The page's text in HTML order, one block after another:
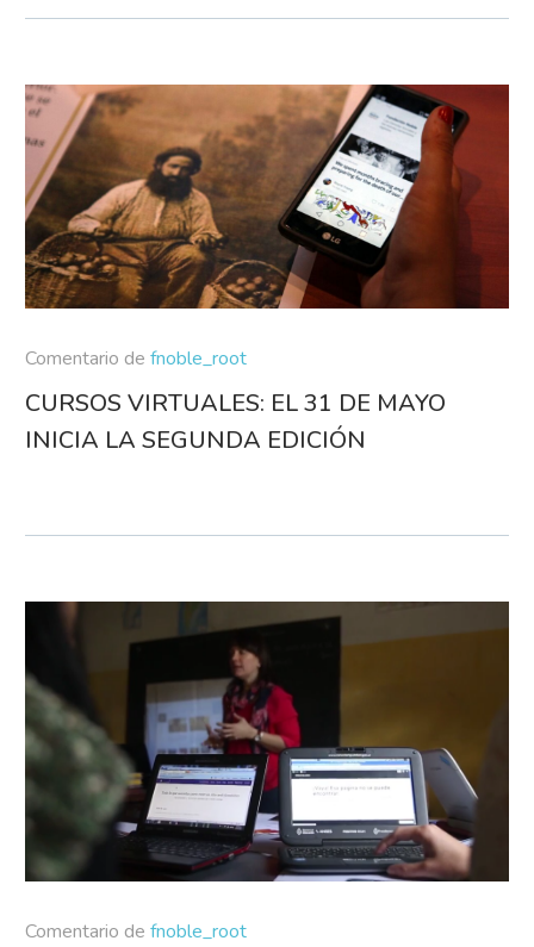
Comentario de fnoble_root
CURSOS VIRTUALES: EL 31 DE MAYO
INICIA LA SEGUNDA EDICIÓN
Comentario de fnoble_root